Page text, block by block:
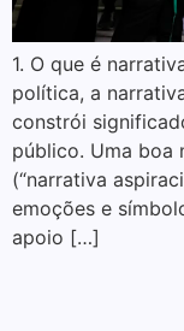
1. O que é
política, a
constrói
público. Uma boa
(“narrativa
emoções e
apoio […]